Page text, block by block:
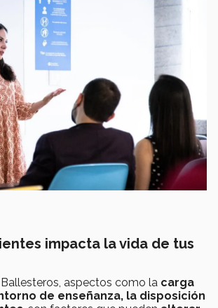
impacta la vida de tus
aspectos como la carga
de enseñanza, la disposición